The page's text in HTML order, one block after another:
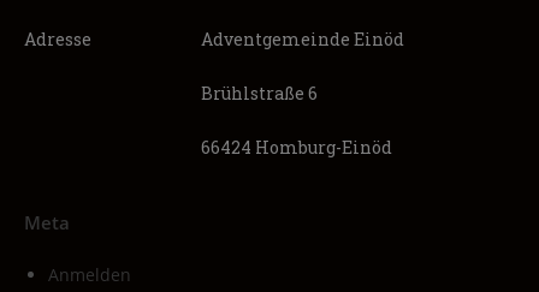
Adresse Adventgemeinde Einöd
Brühlstraße 6
66424 Homburg-Einöd
Meta
Anmelden